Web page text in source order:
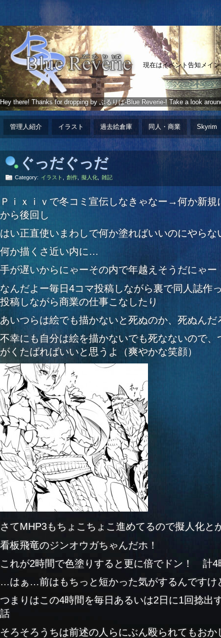
現在はイベント告知メイン
Hey there! Thanks for dropping by ぶるりば-Blue Reverie-! Take a look
管理人紹介 イラスト 過去絵倉庫 同人・商業 Skyrim
ぐっだぐっだ
Category: イラスト 創作 擬人化 雑記
Ｐｉｘｉｖで冬コミ宣伝しなきゃなー→何か新
から後回し
はい正直使いまわしで何か塗ればいいのにやら
何か描くさ近い内に…
手が遅いからにゃーその内で年越えそうだにゃー
なんだよー毎日4コマ投稿しながら裏で同人誌作
投稿しながら商業の仕事こなしたり
あいつらは絵でも描かないと死ぬのか、死ぬんだ
不幸にも自分は絵を描かないでも死なないので
がくたばればいいと思うよ（爽やかな笑顔）
さてMHP3もちょこちょこ進めてるので擬人化と
看板飛竜のジンオウガちゃんだホ！
これが2時間で色塗りすると更に倍でドン！ 計4
…はぁ…前はもちっと短かった気がするんですけ
つまりはこの4時間を毎日あるいは2日に1回捻出
話
そろそろうちは前述の人らにぶん殴られてもお